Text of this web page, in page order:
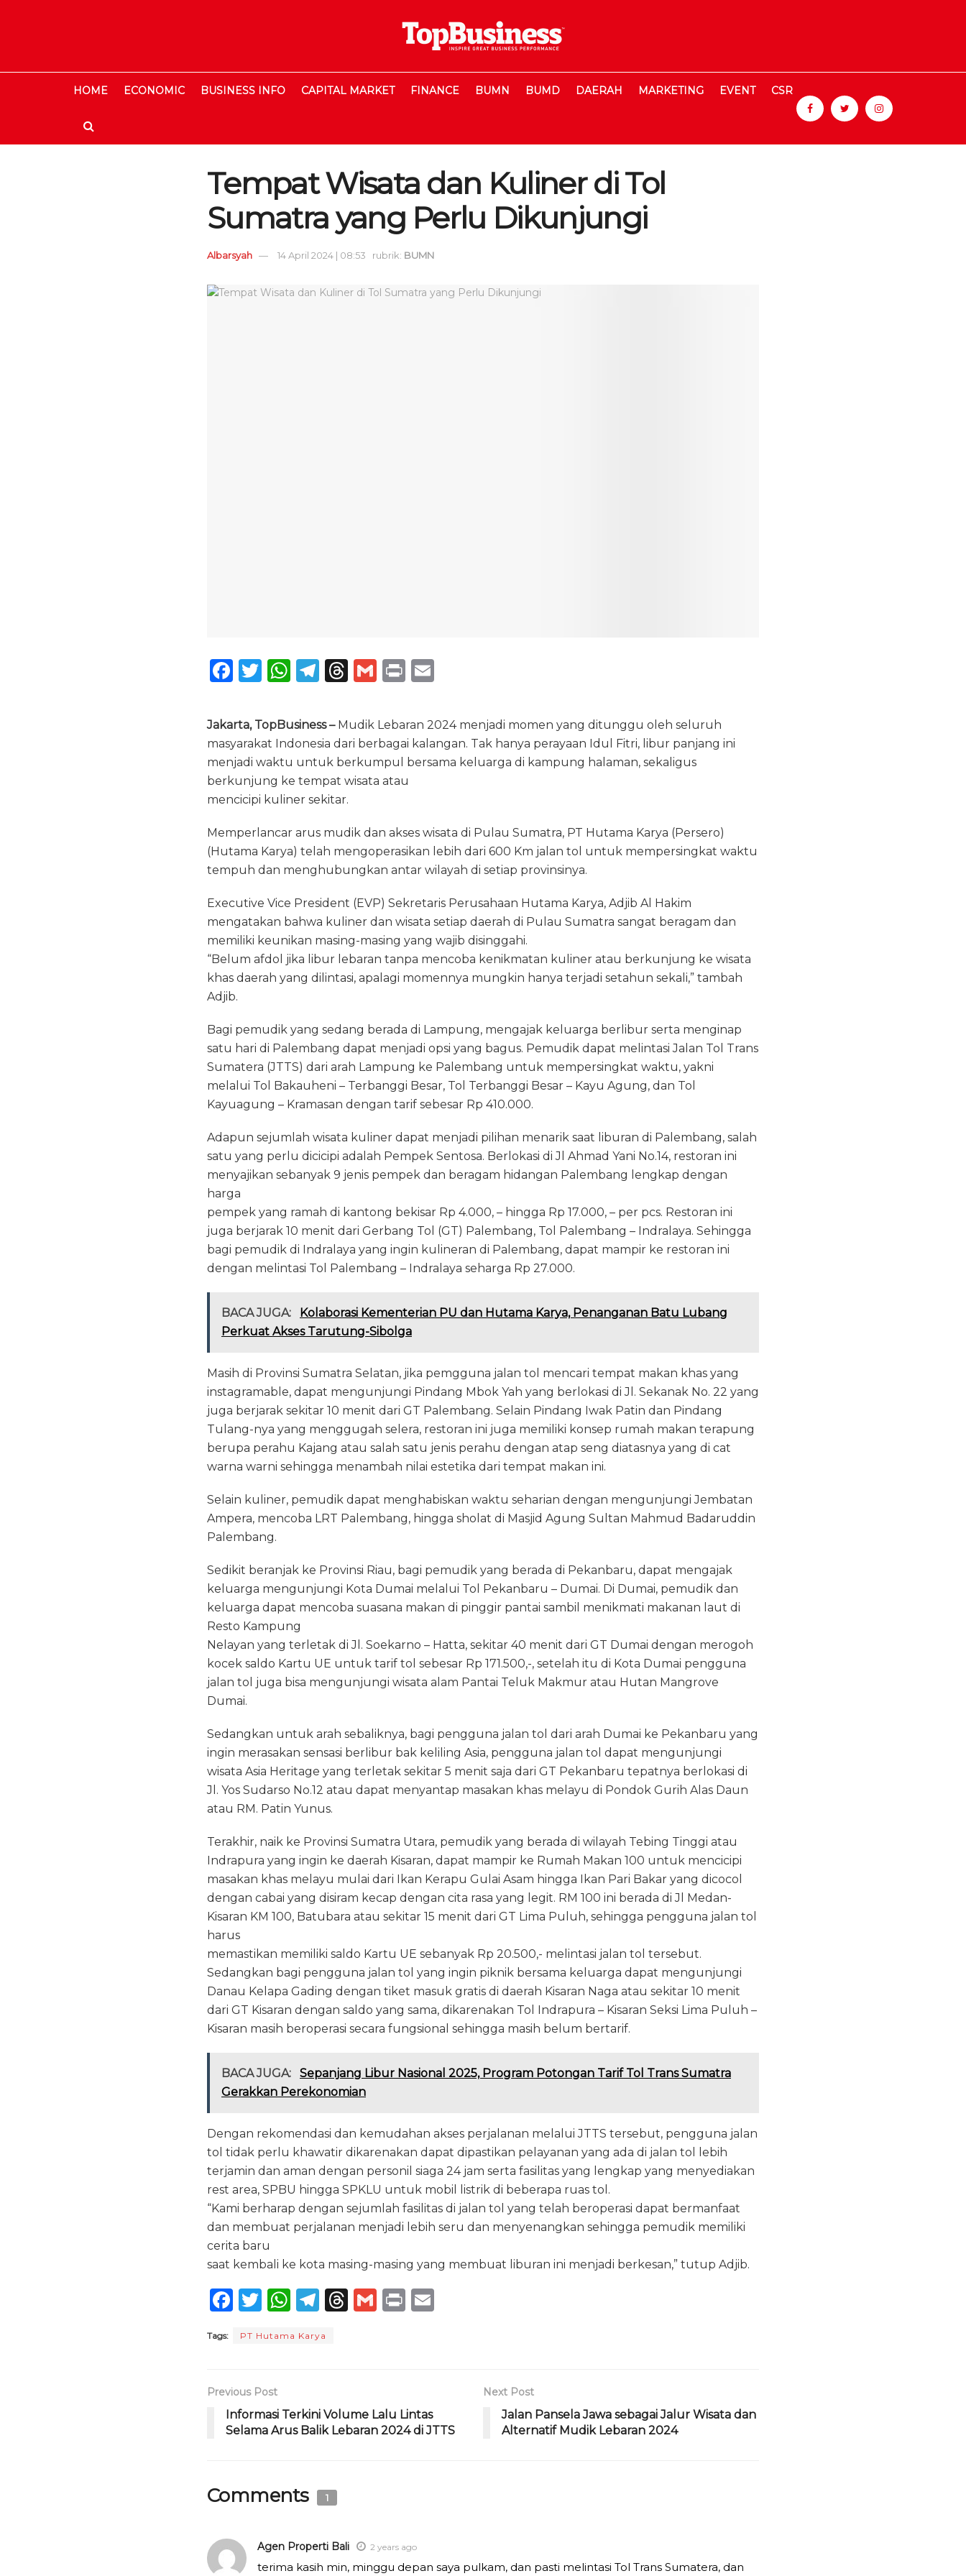
HOME ECONOMIC BUSINESS INFO CAPITAL MARKET FINANCE BUMN BUMD DAERAH MARKETING EVENT CSR
Tempat Wisata dan Kuliner di Tol
Sumatra yang Perlu Dikunjungi
Albarsyah 14 April 2024 | 08:53 rubrik: BUMN
F
c
e
b
o
o
k
T
it
te
r
W
a
ts
A
p
p
T
e
g
ra
m
T
re
a
d
s
G
ai
l
P
n
t
ai
l
Jakarta, TopBusiness –Mudik Lebaran 2024 menjadi momen yang ditunggu oleh seluruh
masyarakat Indonesia dari berbagai kalangan. Tak hanya perayaan Idul Fitri, libur panjang ini
menjadi waktu untuk berkumpul bersama keluarga di kampung halaman, sekaligus
berkunjung ke tempat wisata atau
mencicipi kuliner sekitar.
Memperlancar arus mudik dan akses wisata di Pulau Sumatra, PT Hutama Karya (Persero)
(Hutama Karya) telah mengoperasikan lebih dari 600 Km jalan tol untuk mempersingkat waktu
tempuh dan menghubungkan antar wilayah di setiap provinsinya.
Executive Vice President (EVP) Sekretaris Perusahaan Hutama Karya, Adjib Al Hakim
mengatakan bahwa kuliner dan wisata setiap daerah di Pulau Sumatra sangat beragam dan
memiliki keunikan masing-masing yang wajib disinggahi.
“Belum afdol jika libur lebaran tanpa mencoba kenikmatan kuliner atau berkunjung ke wisata
khas daerah yang dilintasi, apalagi momennya mungkin hanya terjadi setahun sekali,” tambah
Adjib.
Bagi pemudik yang sedang berada di Lampung, mengajak keluarga berlibur serta menginap
satu hari di Palembang dapat menjadi opsi yang bagus. Pemudik dapat melintasi Jalan Tol Trans
Sumatera (JTTS) dari arah Lampung ke Palembang untuk mempersingkat waktu, yakni
melalui Tol Bakauheni – Terbanggi Besar, Tol Terbanggi Besar – Kayu Agung, dan Tol
Kayuagung – Kramasan dengan tarif sebesar Rp 410.000.
Adapun sejumlah wisata kuliner dapat menjadi pilihan menarik saat liburan di Palembang, salah
satu yang perlu dicicipi adalah Pempek Sentosa. Berlokasi di Jl Ahmad Yani No.14, restoran ini
menyajikan sebanyak 9 jenis pempek dan beragam hidangan Palembang lengkap dengan
harga
pempek yang ramah di kantong bekisar Rp 4.000, – hingga Rp 17.000, – per pcs. Restoran ini
juga berjarak 10 menit dari Gerbang Tol (GT) Palembang, Tol Palembang – Indralaya. Sehingga
bagi pemudik di Indralaya yang ingin kulineran di Palembang, dapat mampir ke restoran ini
dengan melintasi Tol Palembang – Indralaya seharga Rp 27.000.
BACA JUGA:
Kolaborasi Kementerian PU dan Hutama Karya, Penanganan Batu Lubang
Perkuat Akses Tarutung-Sibolga
Masih di Provinsi Sumatra Selatan, jika pemgguna jalan tol mencari tempat makan khas yang
instagramable, dapat mengunjungi Pindang Mbok Yah yang berlokasi di Jl. Sekanak No. 22 yang
juga berjarak sekitar 10 menit dari GT Palembang. Selain Pindang Iwak Patin dan Pindang
Tulang-nya yang menggugah selera, restoran ini juga memiliki konsep rumah makan terapung
berupa perahu Kajang atau salah satu jenis perahu dengan atap seng diatasnya yang di cat
warna warni sehingga menambah nilai estetika dari tempat makan ini.
Selain kuliner, pemudik dapat menghabiskan waktu seharian dengan mengunjungi Jembatan
Ampera, mencoba LRT Palembang, hingga sholat di Masjid Agung Sultan Mahmud Badaruddin
Palembang.
Sedikit beranjak ke Provinsi Riau, bagi pemudik yang berada di Pekanbaru, dapat mengajak
keluarga mengunjungi Kota Dumai melalui Tol Pekanbaru – Dumai. Di Dumai, pemudik dan
keluarga dapat mencoba suasana makan di pinggir pantai sambil menikmati makanan laut di
Resto Kampung
Nelayan yang terletak di Jl. Soekarno – Hatta, sekitar 40 menit dari GT Dumai dengan merogoh
kocek saldo Kartu UE untuk tarif tol sebesar Rp 171.500,-, setelah itu di Kota Dumai pengguna
jalan tol juga bisa mengunjungi wisata alam Pantai Teluk Makmur atau Hutan Mangrove
Dumai.
Sedangkan untuk arah sebaliknya, bagi pengguna jalan tol dari arah Dumai ke Pekanbaru yang
ingin merasakan sensasi berlibur bak keliling Asia, pengguna jalan tol dapat mengunjungi
wisata Asia Heritage yang terletak sekitar 5 menit saja dari GT Pekanbaru tepatnya berlokasi di
Jl. Yos Sudarso No.12 atau dapat menyantap masakan khas melayu di Pondok Gurih Alas Daun
atau RM. Patin Yunus.
Terakhir, naik ke Provinsi Sumatra Utara, pemudik yang berada di wilayah Tebing Tinggi atau
Indrapura yang ingin ke daerah Kisaran, dapat mampir ke Rumah Makan 100 untuk mencicipi
masakan khas melayu mulai dari Ikan Kerapu Gulai Asam hingga Ikan Pari Bakar yang dicocol
dengan cabai yang disiram kecap dengan cita rasa yang legit. RM 100 ini berada di Jl Medan-
Kisaran KM 100, Batubara atau sekitar 15 menit dari GT Lima Puluh, sehingga pengguna jalan tol
harus
memastikan memiliki saldo Kartu UE sebanyak Rp 20.500,- melintasi jalan tol tersebut.
Sedangkan bagi pengguna jalan tol yang ingin piknik bersama keluarga dapat mengunjungi
Danau Kelapa Gading dengan tiket masuk gratis di daerah Kisaran Naga atau sekitar 10 menit
dari GT Kisaran dengan saldo yang sama, dikarenakan Tol Indrapura – Kisaran Seksi Lima Puluh –
Kisaran masih beroperasi secara fungsional sehingga masih belum bertarif.
BACA JUGA:
Sepanjang Libur Nasional 2025, Program Potongan Tarif Tol Trans Sumatra
Gerakkan Perekonomian
Dengan rekomendasi dan kemudahan akses perjalanan melalui JTTS tersebut, pengguna jalan
tol tidak perlu khawatir dikarenakan dapat dipastikan pelayanan yang ada di jalan tol lebih
terjamin dan aman dengan personil siaga 24 jam serta fasilitas yang lengkap yang menyediakan
rest area, SPBU hingga SPKLU untuk mobil listrik di beberapa ruas tol.
“Kami berharap dengan sejumlah fasilitas di jalan tol yang telah beroperasi dapat bermanfaat
dan membuat perjalanan menjadi lebih seru dan menyenangkan sehingga pemudik memiliki
cerita baru
saat kembali ke kota masing-masing yang membuat liburan ini menjadi berkesan,” tutup Adjib.
F
c
b
o
o
T
it
r
W
a
p
p
T
e
m
T
s
G P
Tags: PT Hutama Karya
Previous Post
Informasi Terkini Volume Lalu Lintas
Selama Arus Balik Lebaran 2024 di JTTS
Next Post
Jalan Pansela Jawa sebagai Jalur Wisata dan
Alternatif Mudik Lebaran 2024
Comments 1
Agen Properti Bali 2 years ago
terima kasih min, minggu depan saya pulkam, dan pasti melintasi Tol Trans Sumatera, dan